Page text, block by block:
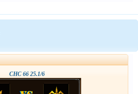
CHC 66 25.1/6